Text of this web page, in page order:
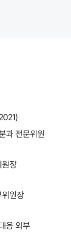
과 전문위원
원장
위원장
응 외부